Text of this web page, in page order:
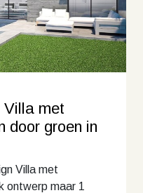
Villa met
door groen in
Villa met
ontwerp maar 1